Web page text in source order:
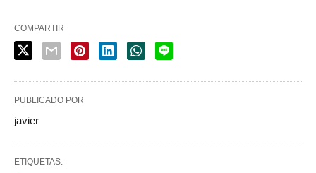
COMPARTIR
PUBLICADO POR
javier
ETIQUETAS: